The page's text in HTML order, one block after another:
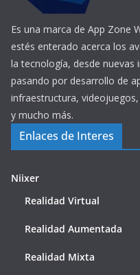
Es una marca de App Zone
estés enterado acerca los
la tecnología, desde nuevas
pasando por desarrollo de
infraestructura,
y mucho más.
Enlaces de Interes
Niixer
Realidad Virtual
Realidad Aumentada
Realidad Mixta